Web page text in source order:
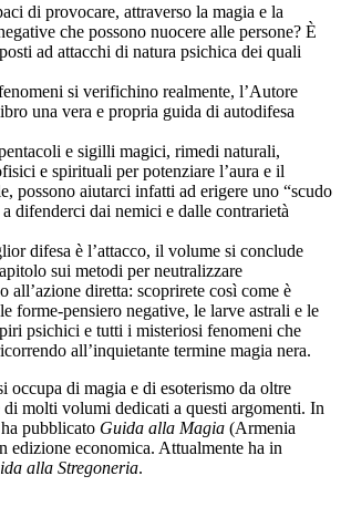
di provocare, attraverso la magia e la
che possono nuocere alle persone? È
ad attacchi di natura psichica dei quali
si verifichino realmente, l’Autore
una vera e propria guida di autodifesa
e sigilli magici, rimedi naturali,
e spirituali per potenziare l’aura e il
possono aiutarci infatti ad erigere uno “scudo
difenderci dai nemici e dalle contrarietà
difesa è l’attacco, il volume si conclude
sui metodi per neutralizzare
all’azione diretta: scoprirete così come è
forme-pensiero negative, le larve astrali e le
psichici e tutti i misteriosi fenomeni che
all’inquietante termine magia nera.
occupa di magia e di esoterismo da oltre
di molti volumi dedicati a questi argomenti. In
pubblicato Guida alla Magia (Armenia
edizione economica. Attualmente ha in
alla Stregoneria.